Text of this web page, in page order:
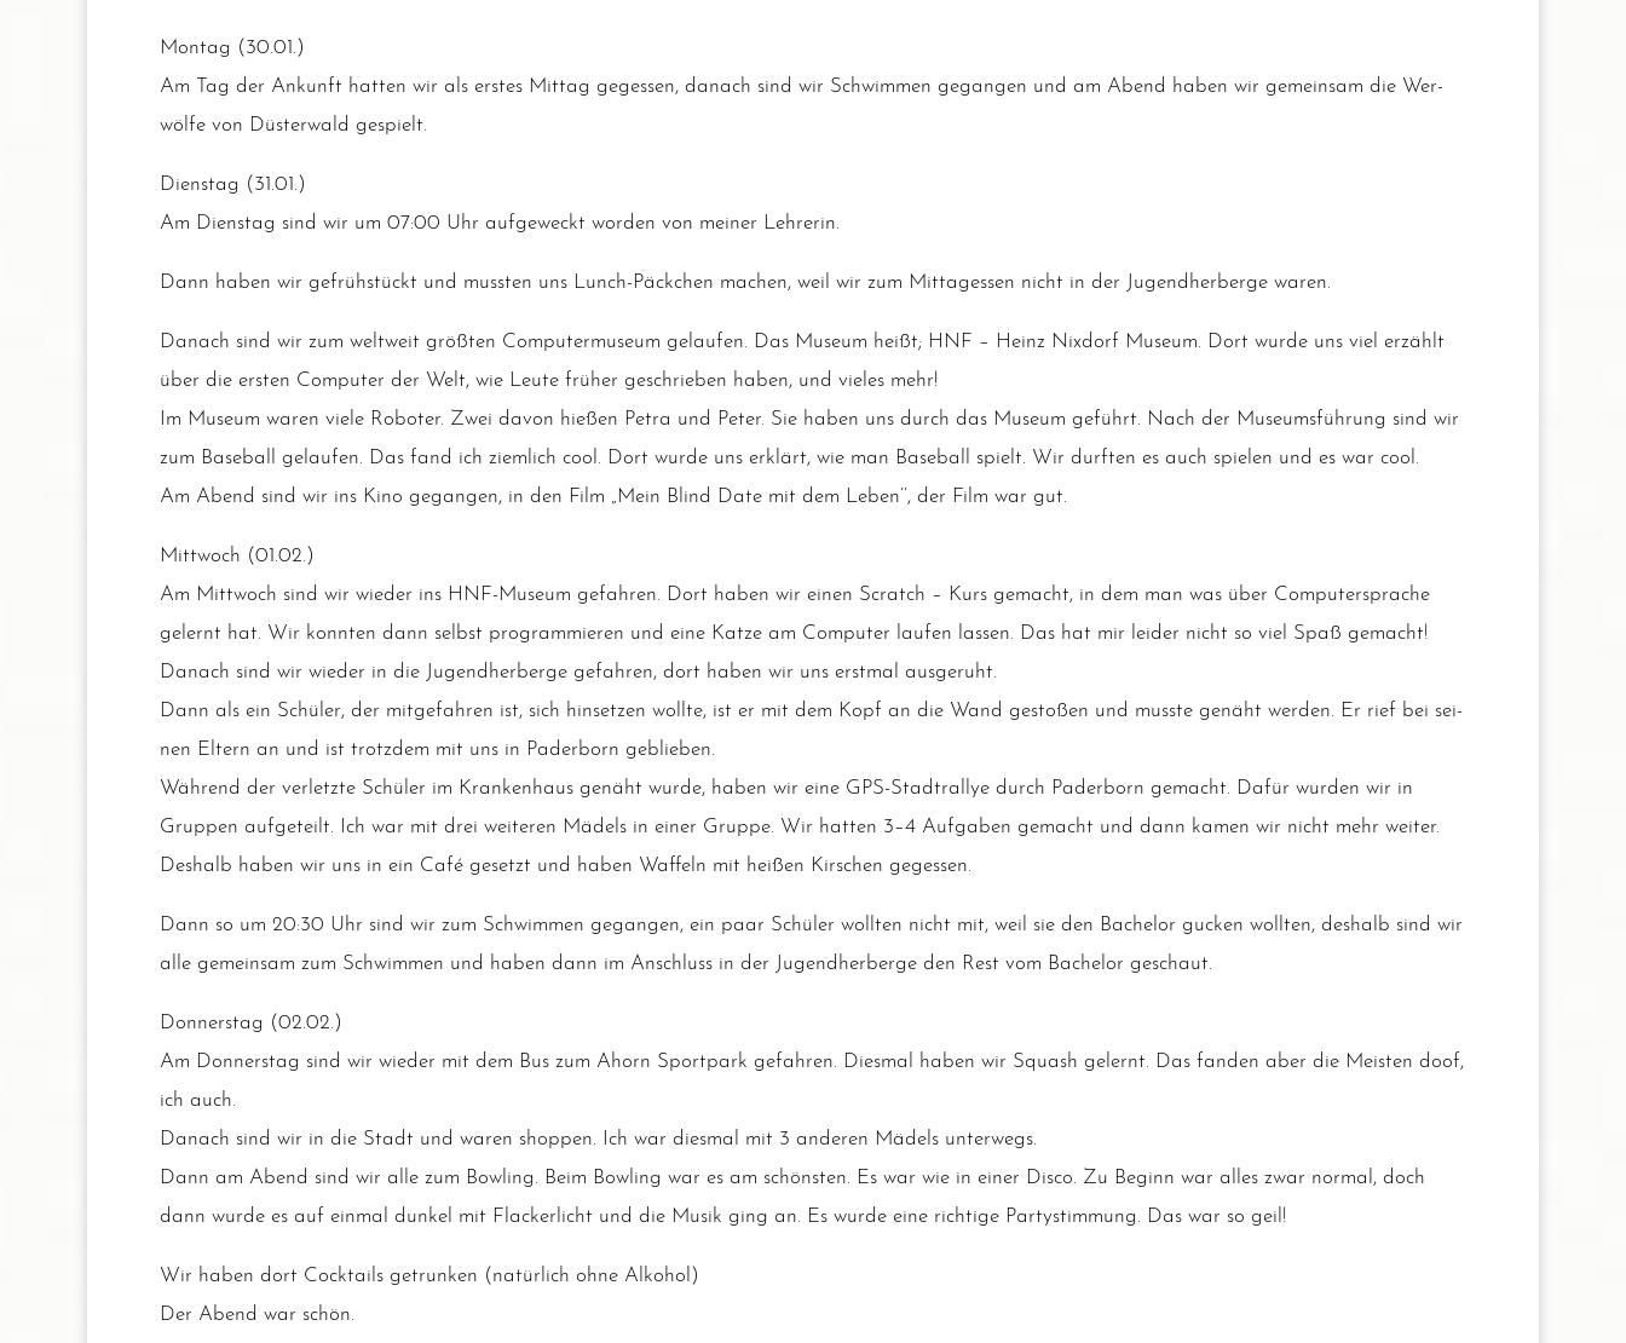
Mon­tag (30.01.)
Am Tag der Ankunft hat­ten wir als ers­tes Mit­tag geges­sen, danach sind wir Schwim­men gegan­gen und am Abend haben wir gemein­sam die Wer­
wöl­fe von Düs­ter­wald gespielt.
Diens­tag (31.01.)
Am Diens­tag sind wir um 07:00 Uhr auf­ge­weckt wor­den von mei­ner Lehrerin.
Dann haben wir gefrüh­stückt und muss­ten uns Lunch-Päck­chen machen, weil wir zum Mit­tag­essen nicht in der Jugend­her­ber­ge waren.
Danach sind wir zum welt­weit größ­ten Com­pu­ter­mu­se­um gelau­fen. Das Muse­um heißt; HNF – Heinz Nix­dorf Muse­um. Dort wur­de uns viel erzählt
über die ers­ten Com­pu­ter der Welt, wie Leu­te frü­her geschrie­ben haben, und vie­les mehr!
Im Muse­um waren vie­le Robo­ter. Zwei davon hie­ßen Petra und Peter. Sie haben uns durch das Muse­um geführt. Nach der Muse­ums­füh­rung sind wir
zum Base­ball gelau­fen. Das fand ich ziem­lich cool. Dort wur­de uns erklärt, wie man Base­ball spielt. Wir durf­ten es auch spie­len und es war cool.
Am Abend sind wir ins Kino gegan­gen, in den Film „Mein Blind Date mit dem Leben’’, der Film war gut.
Mitt­woch (01.02.)
Am Mitt­woch sind wir wie­der ins HNF-Muse­um gefah­ren. Dort haben wir einen Scratch – Kurs gemacht, in dem man was über Com­pu­ter­spra­che
gelernt hat. Wir konn­ten dann selbst pro­gram­mie­ren und eine Kat­ze am Com­pu­ter lau­fen las­sen. Das hat mir lei­der nicht so viel Spaß gemacht!
Danach sind wir wie­der in die Jugend­her­ber­ge gefah­ren, dort haben wir uns erst­mal ausgeruht.
Dann als ein Schü­ler, der mit­ge­fah­ren ist, sich hin­set­zen woll­te, ist er mit dem Kopf an die Wand gesto­ßen und muss­te genäht wer­den. Er rief bei sei­
nen Eltern an und ist trotz­dem mit uns in Pader­born geblieben.
Wäh­rend der ver­letz­te Schü­ler im Kran­ken­haus genäht wur­de, haben wir eine GPS-Stadt­ral­lye durch Pader­born gemacht. Dafür wur­den wir in
Grup­pen auf­ge­teilt. Ich war mit drei wei­te­ren Mädels in einer Grup­pe. Wir hat­ten 3–4 Auf­ga­ben gemacht und dann kamen wir nicht mehr wei­ter.
Des­halb haben wir uns in ein Café gesetzt und haben Waf­feln mit hei­ßen Kir­schen gegessen.
Dann so um 20:30 Uhr sind wir zum Schwim­men gegan­gen, ein paar Schü­ler woll­ten nicht mit, weil sie den Bache­lor gucken woll­ten, des­halb sind wir
alle gemein­sam zum Schwim­men und haben dann im Anschluss in der Jugend­her­ber­ge den Rest vom Bache­lor geschaut.
Don­ners­tag (02.02.)
Am Don­ners­tag sind wir wie­der mit dem Bus zum Ahorn Sport­park gefah­ren. Dies­mal haben wir Squash gelernt. Das fan­den aber die Meis­ten doof,
ich auch.
Danach sind wir in die Stadt und waren shop­pen. Ich war dies­mal mit 3 ande­ren Mädels unterwegs.
Dann am Abend sind wir alle zum Bow­ling. Beim Bow­ling war es am schöns­ten. Es war wie in einer Dis­co. Zu Beginn war alles zwar nor­mal, doch
dann wur­de es auf ein­mal dun­kel mit Fla­cker­licht und die Musik ging an. Es wur­de eine rich­ti­ge Par­ty­stim­mung. Das war so geil!
Wir haben dort Cock­tails getrun­ken (natür­lich ohne Alkohol)
Der Abend war schön.